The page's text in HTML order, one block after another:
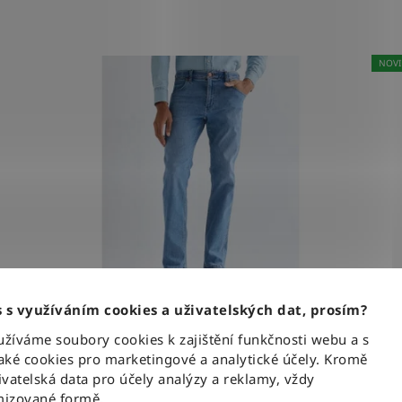
s využíváním cookies a uživatelských dat, prosím?
soubory cookies k zajištění funkčnosti webu a s
cookies pro marketingové a analytické účely. Kromě
data pro účely analýzy a reklamy, vždy
formě.
W42-L32
W44-L32
W35-L34
Kalhoty Wrangler GREENSBORO TOBACCO
ICE